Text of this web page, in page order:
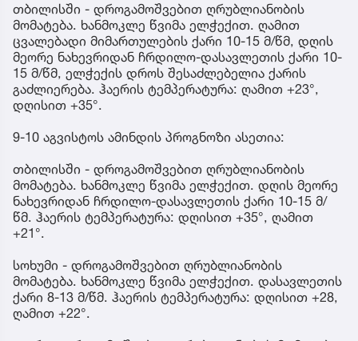
თბილისში - დროგამოშვებით ღრუბლიანობის
მომატება. ხანმოკლე წვიმა ელჭექით. ღამით
ცვალებადი მიმართულების ქარი 10-15 მ/წმ, დღის
მეორე ნახევრიდან ჩრდილო-დასავლეთის ქარი 10-
15 მ/წმ, ელჭექის დროს შესაძლებელია ქარის
გაძლიერება. ჰაერის ტემპერატურა: ღამით +23°,
დღისით +35°.
9-10 აგვისტოს ამინდის პროგნოზი ასეთია:
თბილისში - დროგამოშვებით ღრუბლიანობის
მომატება. ხანმოკლე წვიმა ელჭექით. დღის მეორე
ნახევრიდან ჩრდილო-დასავლეთის ქარი 10-15 მ/
წმ. ჰაერის ტემპერატურა: დღისით +35°, ღამით
+21°.
სოხუმი - დროგამოშვებით ღრუბლიანობის
მომატება. ხანმოკლე წვიმა ელჭექით. დასავლეთის
ქარი 8-13 მ/წმ. ჰაერის ტემპერატურა: დღისით +28,
ღამით +22°.